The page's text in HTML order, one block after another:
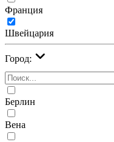
Франция
Швейцария
Город:
Берлин
Вена